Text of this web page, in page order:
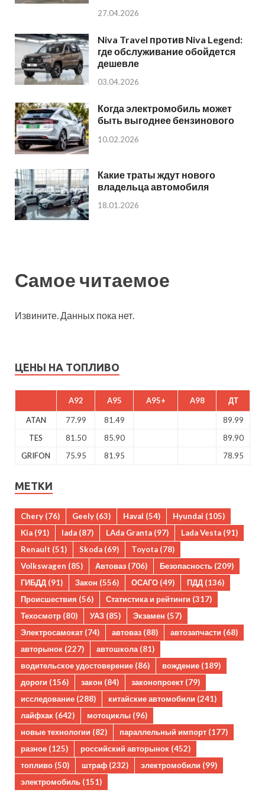
27.04.2026
Niva Travel против Niva Legend:
где обслуживание обойдется
дешевле
03.04.2026
Когда электромобиль может
быть выгоднее бензинового
10.02.2026
Какие траты ждут нового
владельца автомобиля
18.01.2026
Самое читаемое
Извините. Данных пока нет.
ЦЕНЫ НА ТОПЛИВО
A92 A95 A95+ A98 ДТ
ATAN 77.99 81.49
89.99
TES
81.50 85.90
89.90
GRIFON
75.95 81.95 78.95
МЕТКИ
Chery (76) Geely (63) Haval (54) Hyundai (105)
Kia (91) lada (87) LAda Granta (97) Lada Vesta (91)
Renault (51) Skoda (69) Toyota (78)
Volkswagen (85) Автоваз (706) Безопасность (209)
ГИБДД (91) Закон (556) ОСАГО (49) ПДД (136)
Происшествия (56) Статистика и рейтинги (317)
Техосмотр (80) УАЗ (85) Экзамен (57)
Электросамокат (74) автоваз (88) автозапчасти (68)
авторынок (227) автошкола(81)
водительское удостоверение (86) вождение (189)
дороги (156) закон (84) законопроект (79)
исследование (288) китайские автомобили (241)
лайфхак (642) мотоциклы (96)
новые технологии (82) параллельный импорт (177)
разное (125) российский авторынок (452)
топливо (50) штраф (232) электромобили (99)
электромобиль (151)